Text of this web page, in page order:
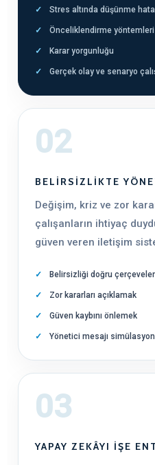
Stres altında düşünme
Önceliklendirme yöntemleri
Karar yorgunluğu
Gerçek olay ve senaryo
02
BELIRSIZLIKTE
Değişim, kriz ve zor
çalışanların ihtiyaç
güven veren iletişim
Belirsizliği doğru
Zor kararları açıklamak
Güven kaybını önlemek
Yönetici mesajı
03
YAPAY ZEKÂYI İŞE